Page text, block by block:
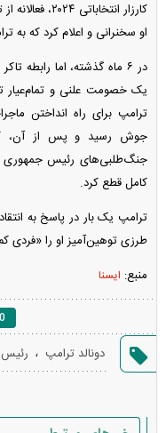
کارزار
او سخنرانی و اعلام کرد که به
در ۶ ماه گذشته، اما رابطه
یک خصومت علنی و
ترامپ برای راه انداختن
جوش رسید و پس از آن،
جنگ‌طلبی‌های رئیس جمهوری
کامل قطع کرد.
ترامپ یک بار در پاسخ به
طرزی توهین‌آمیز او را «فردی
منبع: ایسنا
0
دونالد ترامپ ، رئیس